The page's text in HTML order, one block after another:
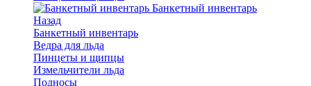
Банкетный инвентарь
Назад
Банкетный инвентарь
Ведра для льда
Пинцеты и щипцы
Измельчители льда
Подносы